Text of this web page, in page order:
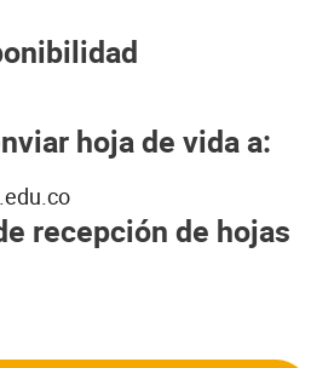
hoja de vida a:
recepción de hojas